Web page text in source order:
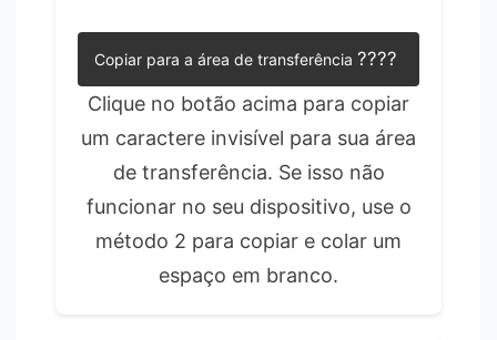
Copiar para a área de transferência ????
Clique no botão acima para copiar
um caractere invisível para sua área
de transferência. Se isso não
funcionar no seu dispositivo, use o
método 2 para copiar e colar um
espaço em branco.